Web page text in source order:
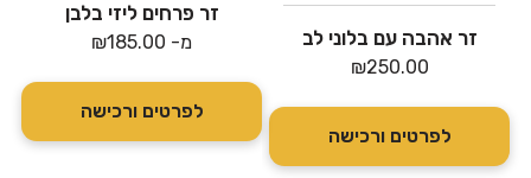
זר אהבה עם בלוני לב
₪250.00
לפרטים ורכישה
זר פרחים ליזי בלבן
מ- ₪185.00
לפרטים ורכישה